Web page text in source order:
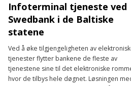
Infoterminal tjeneste ved
Swedbank i de Baltiske
statene
Ved å øke tilgjengeligheten av
tjenester flytter bankene de fleste av
tjenestene sine til det elektroniske
hvor de tilbys hele døgnet. Løsningen